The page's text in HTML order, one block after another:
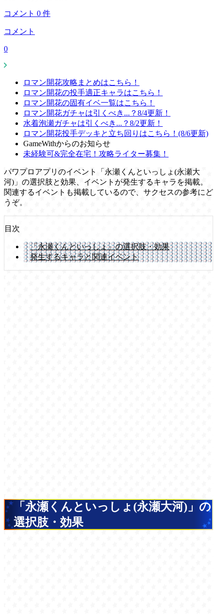
コメント 0 件
コメント
0
ロマン開花攻略まとめはこちら！
ロマン開花の投手適正キャラはこちら！
ロマン開花の固有イベ一覧はこちら！
ロマン開花ガチャは引くべき...？8/4更新！
水着泡瀬ガチャは引くべき...？8/2更新！
ロマン開花投手デッキと立ち回りはこちら！(8/6更新)
GameWithからのお知らせ
未経験可&完全在宅！攻略ライター募集！
パワプロアプリのイベント「永瀬くんといっしょ(永瀬大
河)」の選択肢と効果、イベントが発生するキャラを掲載。
関連するイベントも掲載しているので、サクセスの参考にど
うぞ。
目次
「永瀬くんといっしょ」の選択肢・効果
発生するキャラと関連イベント
「永瀬くんといっしょ(永瀬大河)」の
選択肢・効果